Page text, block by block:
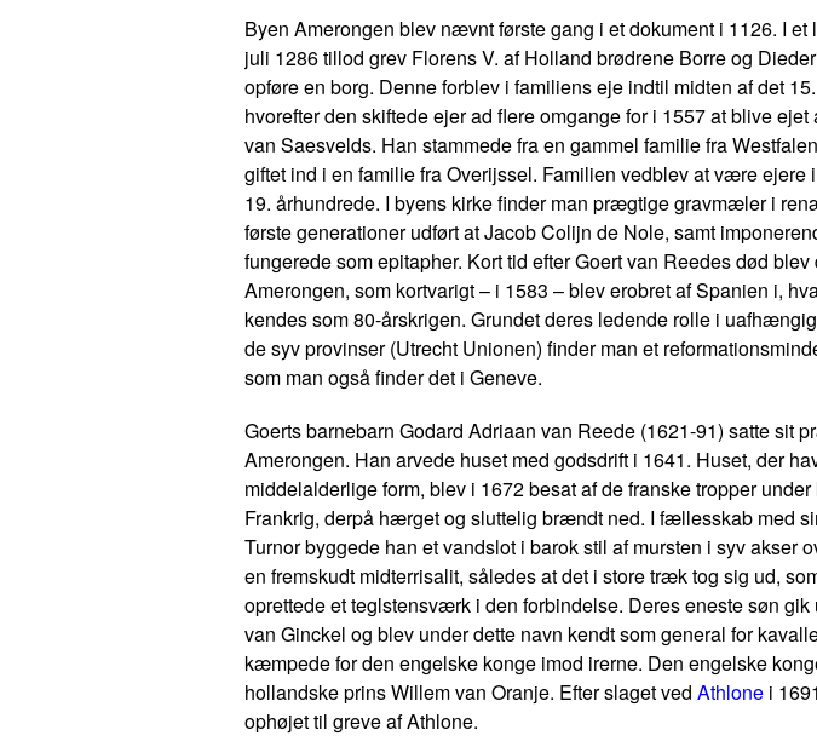
Byen Amerongen blev nævnt første gang i et dokument i 1126. I et
juli 1286 tillod grev Florens V. af Holland brødrene Borre og
opføre en borg. Denne forblev i familiens eje indtil midten af det
hvorefter den skiftede ejer ad flere omgange for i 1557 at blive ejet
van Saesvelds. Han stammede fra en gammel familie fra
giftet ind i en familie fra Overijssel. Familien vedblev at være ejere
19. århundrede. I byens kirke finder man prægtige gravmæler i
første generationer udført at Jacob Colijn de Nole, samt
fungerede som epitapher. Kort tid efter Goert van Reedes død
Amerongen, som kortvarigt – i 1583 – blev erobret af Spanien i,
kendes som 80-årskrigen. Grundet deres ledende rolle i
de syv provinser (Utrecht Unionen) finder man et
som man også finder det i Geneve.
Goerts barnebarn Godard Adriaan van Reede (1621-91) satte sit
Amerongen. Han arvede huset med godsdrift i 1641. Huset, der
middelalderlige form, blev i 1672 besat af de franske tropper
Frankrig, derpå hærget og sluttelig brændt ned. I fællesskab med
Turnor byggede han et vandslot i barok stil af mursten i syv akser
en fremskudt midterrisalit, således at det i store træk tog sig ud,
oprettede et teglstensværk i den forbindelse. Deres eneste søn gik
van Ginckel og blev under dette navn kendt som general for
kæmpede for den engelske konge imod irerne. Den engelske
hollandske prins Willem van Oranje. Efter slaget ved Athlone i
ophøjet til greve af Athlone.